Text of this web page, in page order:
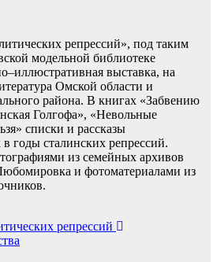
репрессий», под таким
модельной библиотеке
выставка, на
Омской области и
района. В книгах «Забвению
Голгофа», «Невольные
списки и рассказы
годы сталинских репрессий.
из семейных архивов
и фотоматериалами из
репрессий